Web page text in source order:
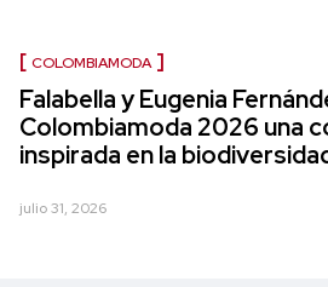
COLOMBIAMODA
Falabella y Eugenia
Colombiamoda 2026 una
inspirada en la
julio 31, 2026